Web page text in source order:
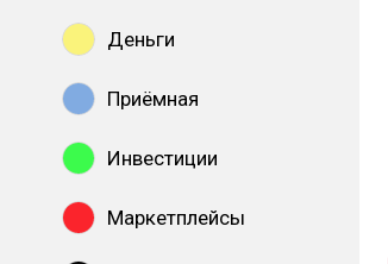
Деньги
Приёмная
Инвестиции
Маркетплейсы